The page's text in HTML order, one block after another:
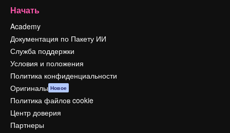
Начать
Academy
Документация по Пакету ИИ
Служба поддержки
Условия и положения
Политика конфиденциальности
Оригиналы Новое
Политика файлов cookie
Центр доверия
Партнеры